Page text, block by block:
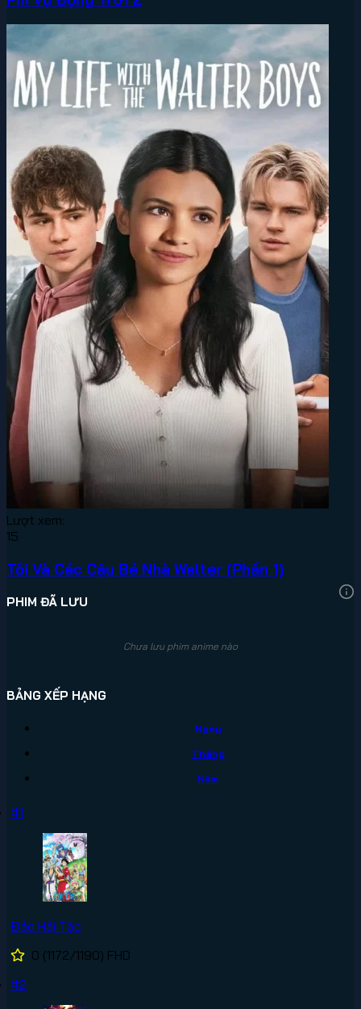
Lượt xem:
15
Tôi Và Các Cậu Bé Nhà Walter (Phần 1)
PHIM ĐÃ LƯU
Chưa lưu phim anime nào
BẢNG XẾP HẠNG
Ngày
Tháng
Năm
#1
Đảo Hải Tặc
0 (1172/1190) FHD
#2